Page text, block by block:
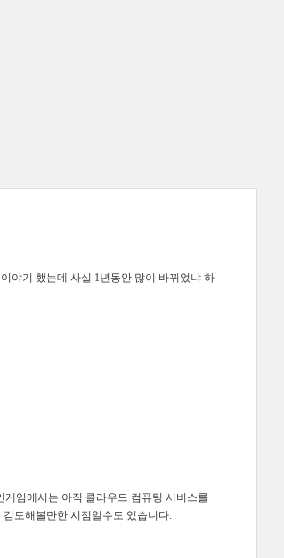
야기 했는데 사실 1년동안 많이 바뀌었냐 하
임에서는 아직 클라우드 컴퓨팅 서비스를
토해볼만한 시점일수도 있습니다.